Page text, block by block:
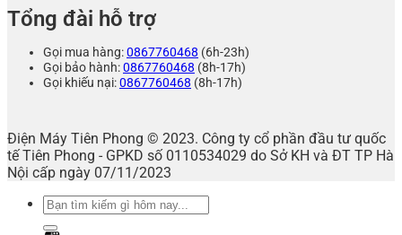
Tổng đài hỗ trợ
Gọi mua hàng:0867760468 (6h-23h)
Gọi bảo hành:0867760468 (8h-17h)
Gọi khiếu nại:0867760468 (8h-17h)
Điện Máy Tiên Phong © 2023. Công ty cổ phần đầu tư quốc
tế Tiên Phong - GPKD số 0110534029 do Sở KH và ĐT TP Hà
Nội cấp ngày 07/11/2023
Tìm